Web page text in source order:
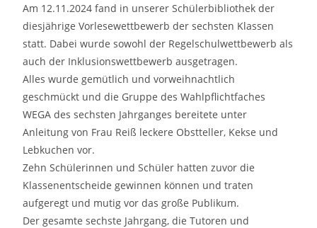
Am 12.11.2024 fand in unserer Schülerbibliothek der
diesjährige Vorlesewettbewerb der sechsten Klassen
statt. Dabei wurde sowohl der Regelschulwettbewerb als
auch der Inklusionswettbewerb ausgetragen.
Alles wurde gemütlich und vorweihnachtlich
geschmückt und die Gruppe des Wahlpflichtfaches
WEGA des sechsten Jahrganges bereitete unter
Anleitung von Frau Reiß leckere Obstteller, Kekse und
Lebkuchen vor.
Zehn Schülerinnen und Schüler hatten zuvor die
Klassenentscheide gewinnen können und traten
aufgeregt und mutig vor das große Publikum.
Der gesamte sechste Jahrgang, die Tutoren und